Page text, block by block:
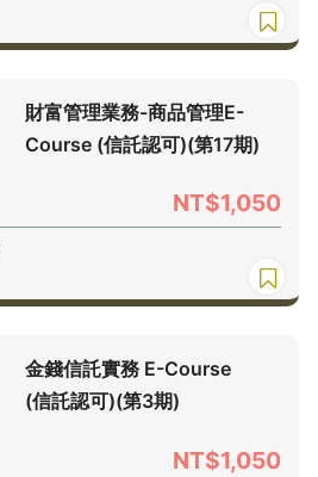
財富管理業務-商品管理E-
Course (信託認可)(第17期)
NT$1,050
金錢信託實務 E-Course
(信託認可)(第3期)
NT$1,050